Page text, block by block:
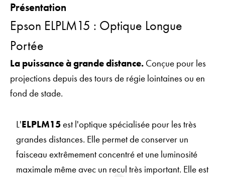
Présentation
Epson ELPLM15 : Optique Longue
Portée
La puissance à grande distance. Conçue pour les
projections depuis des tours de régie lointaines ou en
fond de stade.
L'ELPLM15est l'optique spécialisée pour les très
grandes distances. Elle permet de conserver un
faisceau extrêmement concentré et une luminosité
maximale même avec un recul très important. Elle est